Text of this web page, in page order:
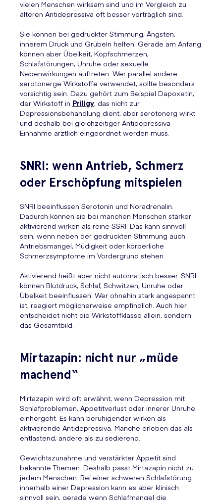
vielen Menschen wirksam sind und im Vergleich zu
älteren Antidepressiva oft besser verträglich sind.
Sie können bei gedrückter Stimmung, Ängsten,
innerem Druck und Grübeln helfen. Gerade am Anfang
können aber Übelkeit, Kopfschmerzen,
Schlafstörungen, Unruhe oder sexuelle
Nebenwirkungen auftreten. Wer parallel andere
serotonerge Wirkstoffe verwendet, sollte besonders
vorsichtig sein. Dazu gehört zum Beispiel Dapoxetin,
der Wirkstoff in Priligy, das nicht zur
Depressionsbehandlung dient, aber serotonerg wirkt
und deshalb bei gleichzeitiger Antidepressiva-
Einnahme ärztlich eingeordnet werden muss.
SNRI: wenn Antrieb, Schmerz
oder Erschöpfung mitspielen
SNRI beeinflussen Serotonin und Noradrenalin.
Dadurch können sie bei manchen Menschen stärker
aktivierend wirken als reine SSRI. Das kann sinnvoll
sein, wenn neben der gedrückten Stimmung auch
Antriebsmangel, Müdigkeit oder körperliche
Schmerzsymptome im Vordergrund stehen.
Aktivierend heißt aber nicht automatisch besser. SNRI
können Blutdruck, Schlaf, Schwitzen, Unruhe oder
Übelkeit beeinflussen. Wer ohnehin stark angespannt
ist, reagiert möglicherweise empfindlich. Auch hier
entscheidet nicht die Wirkstoffklasse allein, sondern
das Gesamtbild.
Mirtazapin: nicht nur „müde
machend“
Mirtazapin wird oft erwähnt, wenn Depression mit
Schlafproblemen, Appetitverlust oder innerer Unruhe
einhergeht. Es kann beruhigender wirken als
aktivierende Antidepressiva. Manche erleben das als
entlastend, andere als zu sedierend.
Gewichtszunahme und verstärkter Appetit sind
bekannte Themen. Deshalb passt Mirtazapin nicht zu
jedem Menschen. Bei einer schweren Schlafstörung
innerhalb einer Depression kann es aber klinisch
sinnvoll sein, gerade wenn Schlafmangel die